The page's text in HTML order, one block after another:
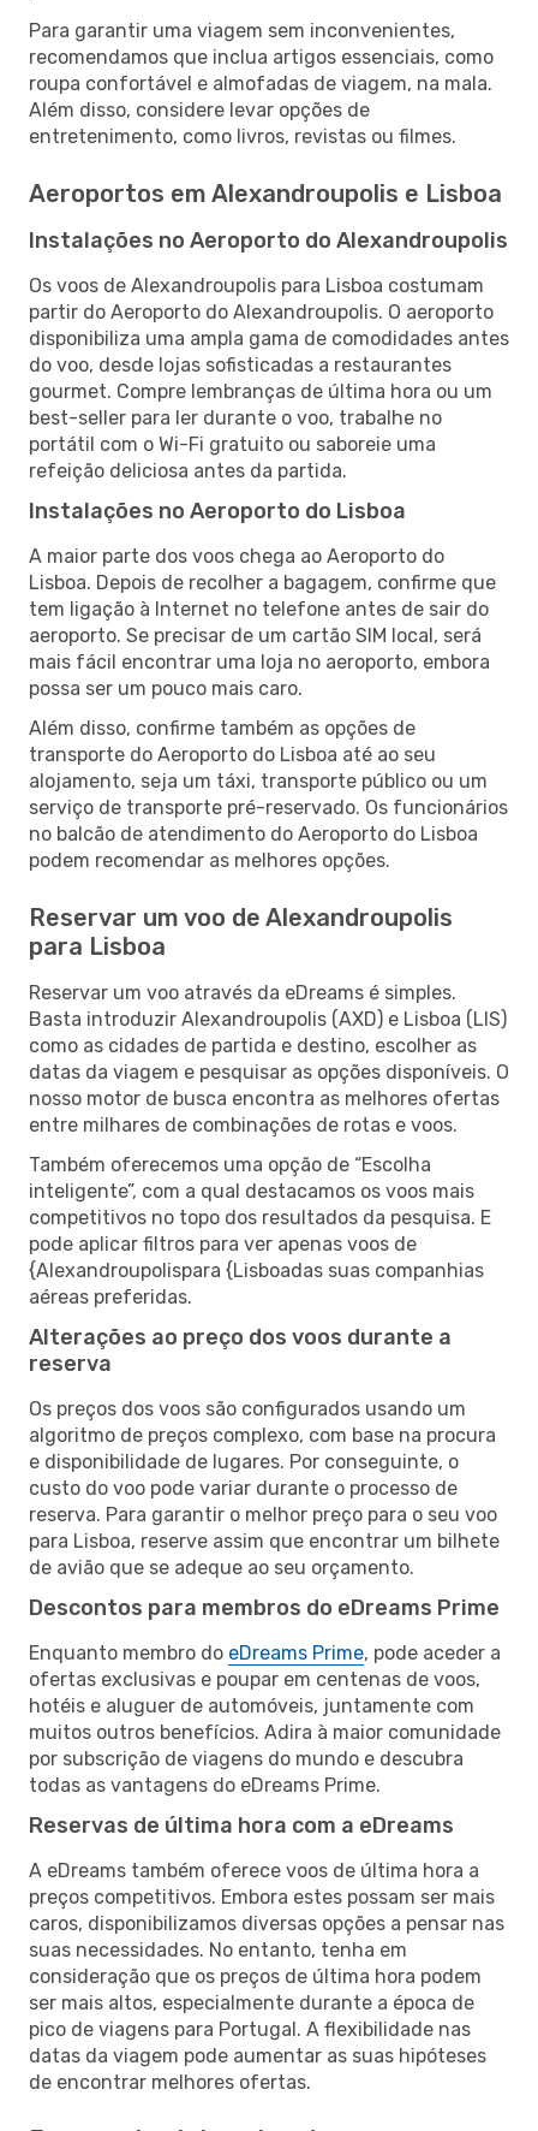
Para garantir uma viagem sem inconvenientes,
recomendamos que inclua artigos essenciais, como
roupa confortável e almofadas de viagem, na mala.
Além disso, considere levar opções de
entretenimento, como livros, revistas ou filmes.
Aeroportos em Alexandroupolis e Lisboa
Instalações no Aeroporto do Alexandroupolis
Os voos de Alexandroupolis para Lisboa costumam
partir do Aeroporto do Alexandroupolis. O aeroporto
disponibiliza uma ampla gama de comodidades antes
do voo, desde lojas sofisticadas a restaurantes
gourmet. Compre lembranças de última hora ou um
best-seller para ler durante o voo, trabalhe no
portátil com o Wi-Fi gratuito ou saboreie uma
refeição deliciosa antes da partida.
Instalações no Aeroporto do Lisboa
A maior parte dos voos chega ao Aeroporto do
Lisboa. Depois de recolher a bagagem, confirme que
tem ligação à Internet no telefone antes de sair do
aeroporto. Se precisar de um cartão SIM local, será
mais fácil encontrar uma loja no aeroporto, embora
possa ser um pouco mais caro.
Além disso, confirme também as opções de
transporte do Aeroporto do Lisboa até ao seu
alojamento, seja um táxi, transporte público ou um
serviço de transporte pré-reservado. Os funcionários
no balcão de atendimento do Aeroporto do Lisboa
podem recomendar as melhores opções.
Reservar um voo de Alexandroupolis
para Lisboa
Reservar um voo através da eDreams é simples.
Basta introduzir Alexandroupolis (AXD) e Lisboa (LIS)
como as cidades de partida e destino, escolher as
datas da viagem e pesquisar as opções disponíveis. O
nosso motor de busca encontra as melhores ofertas
entre milhares de combinações de rotas e voos.
Também oferecemos uma opção de “Escolha
inteligente”, com a qual destacamos os voos mais
competitivos no topo dos resultados da pesquisa. E
pode aplicar filtros para ver apenas voos de
{Alexandroupolispara {Lisboadas suas companhias
aéreas preferidas.
Alterações ao preço dos voos durante a
reserva
Os preços dos voos são configurados usando um
algoritmo de preços complexo, com base na procura
e disponibilidade de lugares. Por conseguinte, o
custo do voo pode variar durante o processo de
reserva. Para garantir o melhor preço para o seu voo
para Lisboa, reserve assim que encontrar um bilhete
de avião que se adeque ao seu orçamento.
Descontos para membros do eDreams Prime
Enquanto membro do eDreams Prime, pode aceder a
ofertas exclusivas e poupar em centenas de voos,
hotéis e aluguer de automóveis, juntamente com
muitos outros benefícios. Adira à maior comunidade
por subscrição de viagens do mundo e descubra
todas as vantagens do eDreams Prime.
Reservas de última hora com a eDreams
A eDreams também oferece voos de última hora a
preços competitivos. Embora estes possam ser mais
caros, disponibilizamos diversas opções a pensar nas
suas necessidades. No entanto, tenha em
consideração que os preços de última hora podem
ser mais altos, especialmente durante a época de
pico de viagens para Portugal. A flexibilidade nas
datas da viagem pode aumentar as suas hipóteses
de encontrar melhores ofertas.